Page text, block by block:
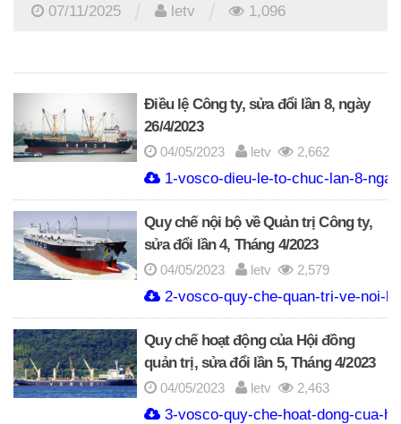
07/11/2025 letv 1,096
Điều lệ Công ty, sửa đổi lần 8, ngày
26/4/2023
04/05/2023 letv 2,662
1-vosco-dieu-le-to-chuc-lan-8-
Quy chế nội bộ về Quản trị Công ty,
sửa đổi lần 4, Tháng 4/2023
04/05/2023 letv 2,579
2-vosco-quy-che-quan-tri-ve-noi-
Quy chế hoạt động của Hội đồng
quản trị, sửa đổi lần 5, Tháng 4/2023
04/05/2023 letv 2,463
3-vosco-quy-che-hoat-dong-cua-